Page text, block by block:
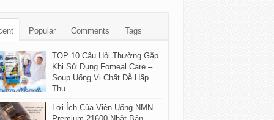
Popular Comments Tags
TOP 10 Câu Hỏi Thường Gặp
Khi Sử Dụng Fomeal Care –
Soup Uống Vi Chất Dễ Hấp
Thu
Lợi Ích Của Viên Uống NMN